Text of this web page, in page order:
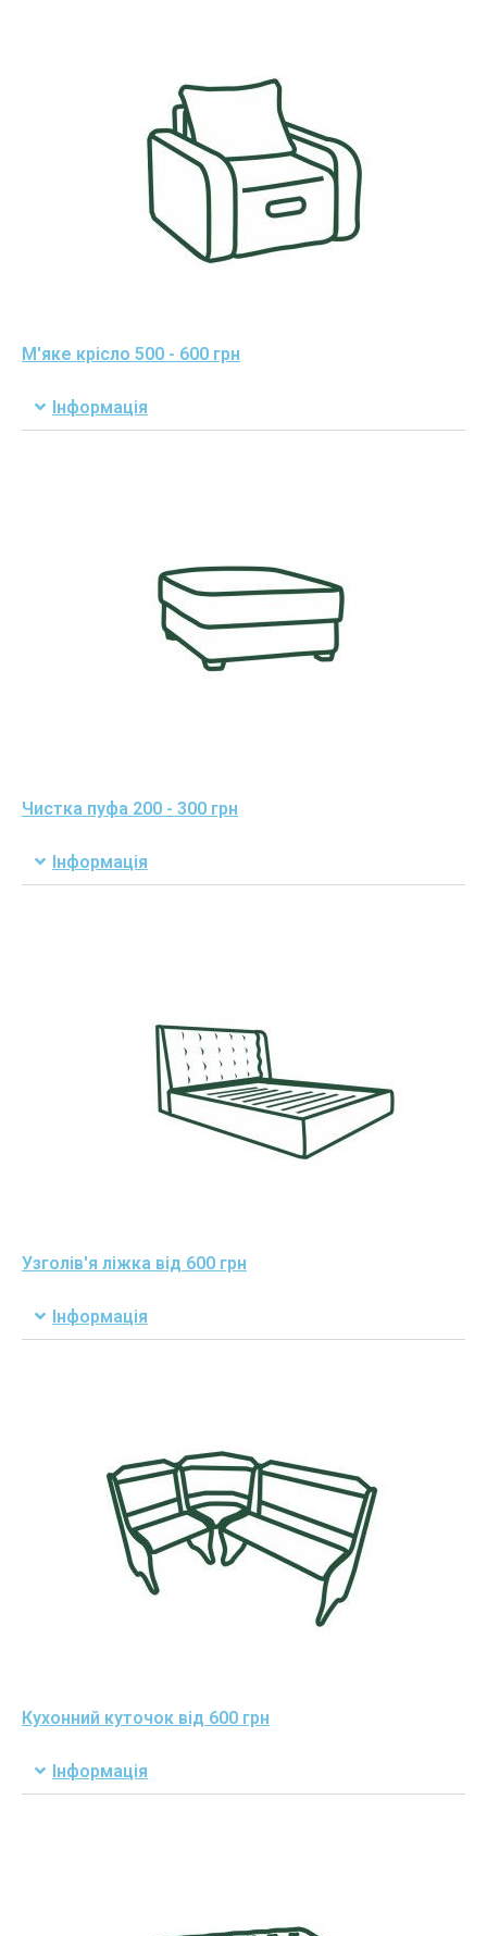
М'яке крісло 500 - 600 грн
Інформація
Чистка пуфа 200 - 300 грн
Інформація
Узголів'я ліжка від 600 грн
Інформація
Кухонний куточок від 600 грн
Інформація